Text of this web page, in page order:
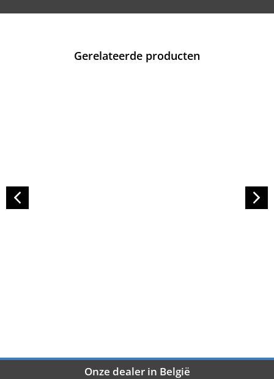
Gerelateerde producten
Onze dealer in België